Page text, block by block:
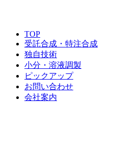
TOP
受託合成・特注合成
独自技術
小分・溶液調製
ピックアップ
お問い合わせ
会社案内